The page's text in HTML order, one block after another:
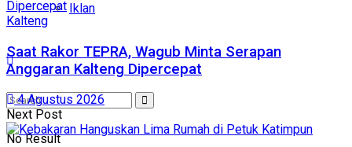
Iklan
No Result
Kalteng
Saat Rakor TEPRA, Wagub Minta Serapan
Anggaran Kalteng Dipercepat
4 Agustus 2026
Next Post